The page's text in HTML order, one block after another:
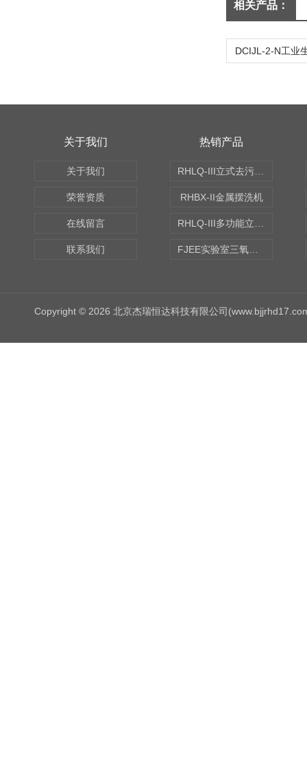
相关产品：
关于我们
关于我们
荣誉资质
在线留言
联系我们
热销产品
RHBX-II金属摆洗机
Copyright © 2026 北京杰瑞恒达科技有限公司